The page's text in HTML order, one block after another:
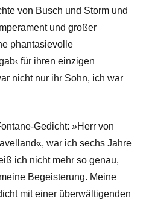
von Busch und Storm und
und großer
phantasievolle
für ihren einzigen
nicht nur ihr Sohn, ich war
Gedicht: »Herr von
war ich sechs Jahre
ich nicht mehr so genau,
Begeisterung. Meine
mit einer überwältigenden